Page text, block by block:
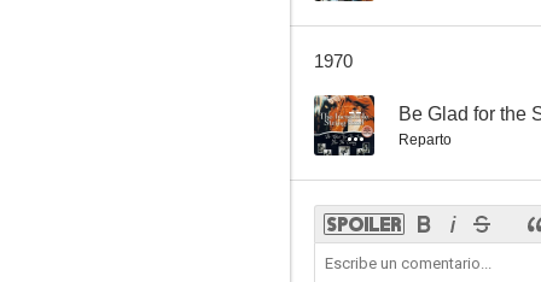
1970
-- Be Glad for the
Reparto